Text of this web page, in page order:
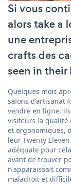
Si vous
alors take a
une
crafts des
seen in their
Quelques mois
salons d'artisanat
vendre en ligne.
visiteurs la qualité
et ergonomiques,
leur Twenty
adéquate pour
avant de trouver
n'apparaissait
maladroit et